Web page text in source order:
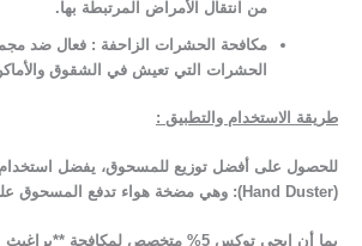
من انتقال الأمراض المرتبطة بها.
مكافحة الحشرات الزاحفة : فعال ضد
الحشرات التي تعيش في الشقوق
طريقة الاستخدام والتطبيق :
للحصول على أفضل توزيع للمسحوق، يفضل استخدام
(Hand Duster): وهي مضخة هواء تدفع المسحوق على شكل سحابة دقيقة.
بما أن إيجي توكس 5% متخصص لمكافحة